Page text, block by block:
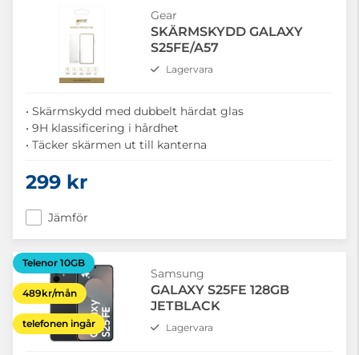
Gear
SKÄRMSKYDD GALAXY
S25FE/A57
Lagervara
• Skärmskydd med dubbelt härdat glas
• 9H klassificering i hårdhet
• Täcker skärmen ut till kanterna
299 kr
Jämför
Samsung
GALAXY S25FE 128GB
JETBLACK
Lagervara
Telenor 10GB
489kr/mån
telefonen ingår